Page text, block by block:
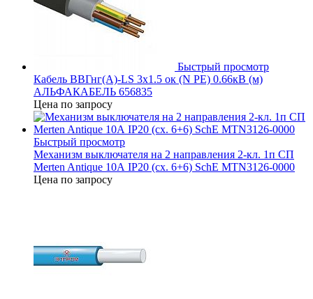
Быстрый просмотр
Кабель ВВГнг(А)-LS 3х1.5 ок (N PE) 0.66кВ (м)
АЛЬФАКАБЕЛЬ 656835
Цена по запросу
Быстрый просмотр
Механизм выключателя на 2 направления 2-кл. 1п СП
Merten Antique 10А IP20 (сх. 6+6) SchE MTN3126-0000
Цена по запросу